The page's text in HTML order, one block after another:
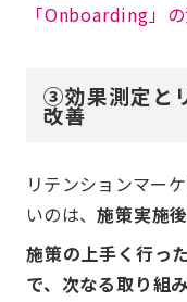
「Onboarding」
③効果測定と
改善
リテンションマー
いのは、施策実施
施策の上手く行っ
で、次なる取り組